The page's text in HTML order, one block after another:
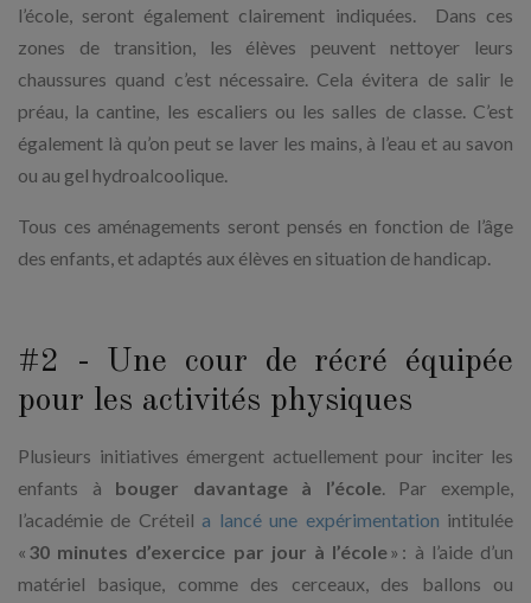
l’école, seront également clairement indiquées. Dans ces
zones de transition, les élèves peuvent nettoyer leurs
chaussures quand c’est nécessaire. Cela évitera de salir le
préau, la cantine, les escaliers ou les salles de classe. C’est
également là qu’on peut se laver les mains, à l’eau et au savon
ou au gel hydroalcoolique.
Tous ces aménagements seront pensés en fonction de l’âge
des enfants, et adaptés aux élèves en situation de handicap.
#2 - Une cour de récré équipée
pour les activités physiques
Plusieurs initiatives émergent actuellement pour inciter les
enfants à bouger davantage à l’école. Par exemple,
l’académie de Créteil a lancé une expérimentation intitulée
« 30 minutes d’exercice par jour à l’école» : à l’aide d’un
matériel basique, comme des cerceaux, des ballons ou